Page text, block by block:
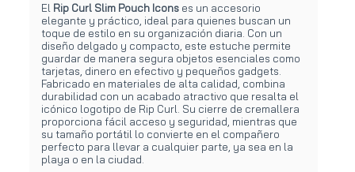
El Rip Curl Slim Pouch Icons es un accesorio
elegante y práctico, ideal para quienes buscan un
toque de estilo en su organización diaria. Con un
diseño delgado y compacto, este estuche permite
guardar de manera segura objetos esenciales como
tarjetas, dinero en efectivo y pequeños gadgets.
Fabricado en materiales de alta calidad, combina
durabilidad con un acabado atractivo que resalta el
icónico logotipo de Rip Curl. Su cierre de cremallera
proporciona fácil acceso y seguridad, mientras que
su tamaño portátil lo convierte en el compañero
perfecto para llevar a cualquier parte, ya sea en la
playa o en la ciudad.